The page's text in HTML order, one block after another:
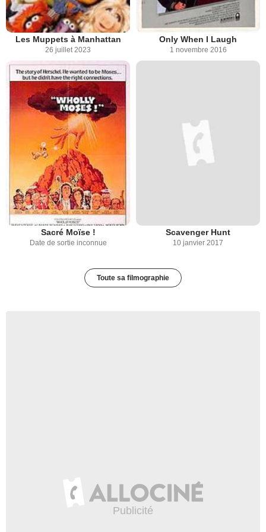
Les Muppets à Manhattan
26 juillet 2023
Only When I Laugh
1 novembre 2016
Sacré Moïse !
Date de sortie inconnue
Scavenger Hunt
10 janvier 2017
Toute sa filmographie